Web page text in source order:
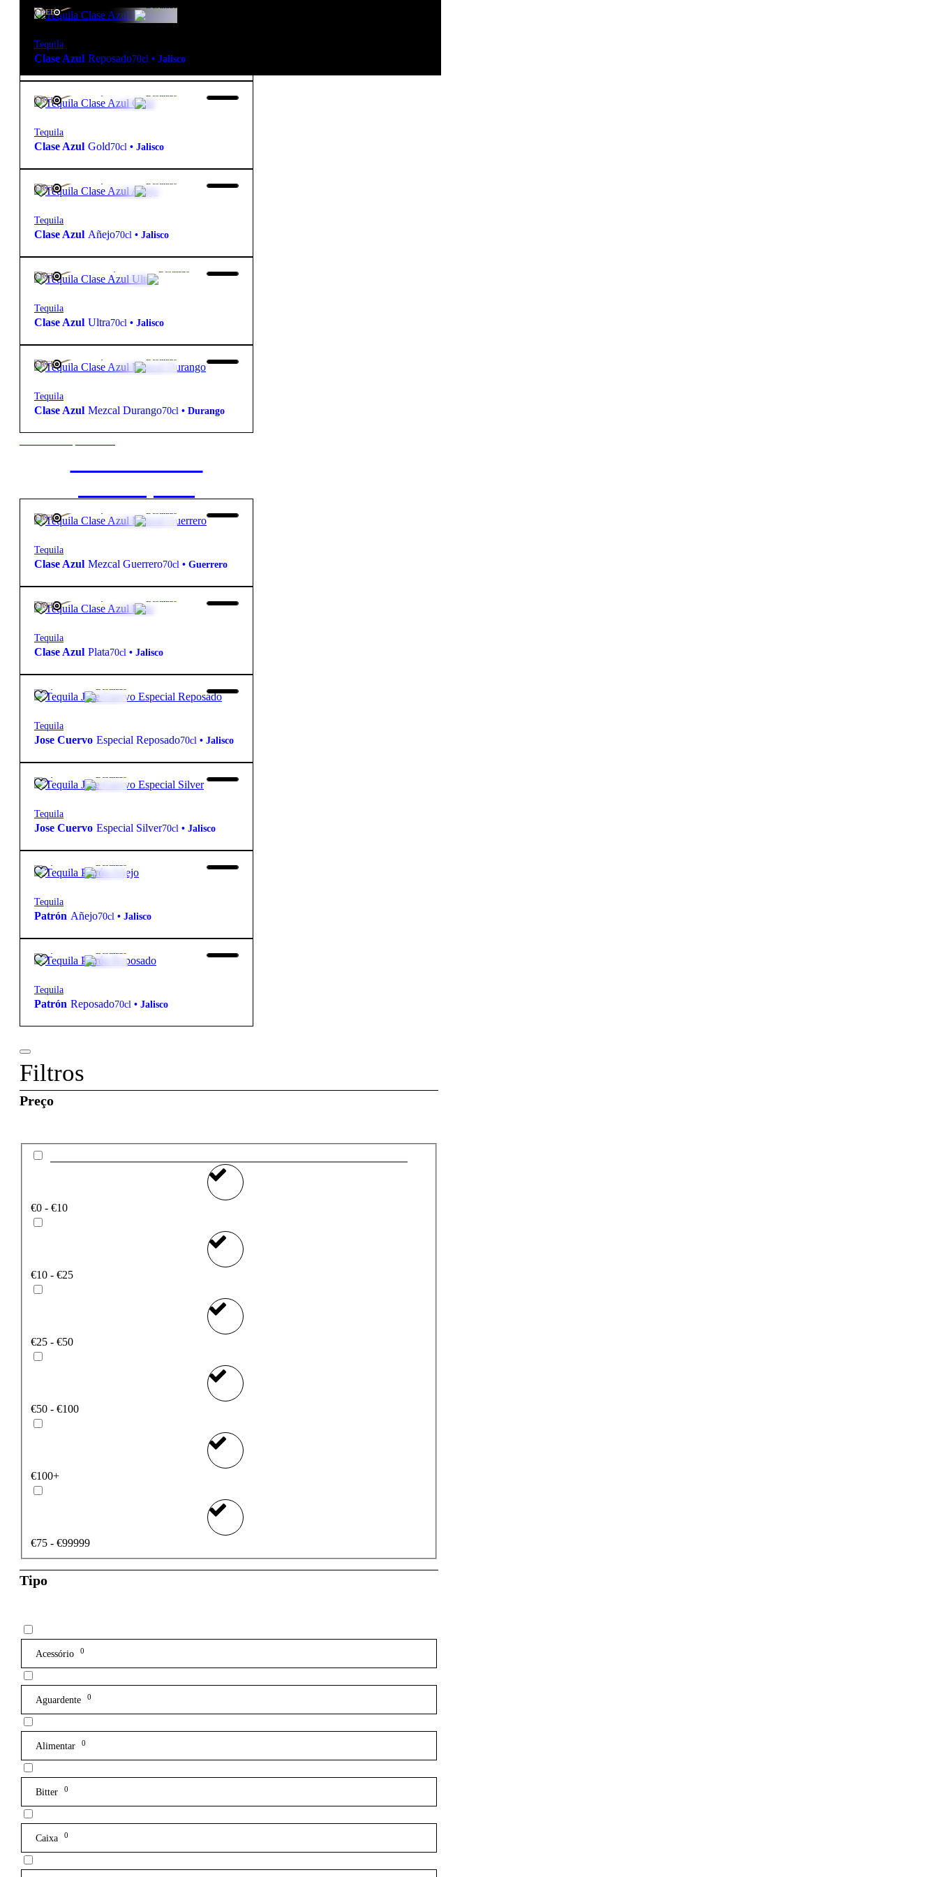
FREE
Destilado
Tequila
Clase Azul Reposado70cl • Jalisco
FREE
455,00€ Destilado
Tequila
Clase Azul Gold70cl • Jalisco
FREE
825,00€ Destilado
Tequila
Clase Azul Añejo70cl • Jalisco
FREE
3 235,00€ Destilado
Tequila
Clase Azul Ultra70cl • Jalisco
FREE
460,00€ Destilado
Tequila
Clase Azul Mezcal Durango70cl • Durango
FREE
460,00€ Destilado
Tequila
Clase Azul Mezcal Guerrero70cl • Guerrero
FREE
130,00€ Destilado
Tequila
Clase Azul Plata70cl • Jalisco
19,85€ Destilado
Tequila
Jose Cuervo Especial Reposado70cl • Jalisco
20,00€ Destilado
Tequila
Jose Cuervo Especial Silver70cl • Jalisco
67,50€ Destilado
Tequila
Patrón Añejo70cl • Jalisco
65,50€ Destilado
Tequila
Patrón Reposado70cl • Jalisco
Filtros
Preço
€0 - €10
€10 - €25
€25 - €50
€50 - €100
€100+
€75 - €99999
Tipo
Acessório 0
Aguardente 0
Alimentar 0
Bitter 0
Caixa 0